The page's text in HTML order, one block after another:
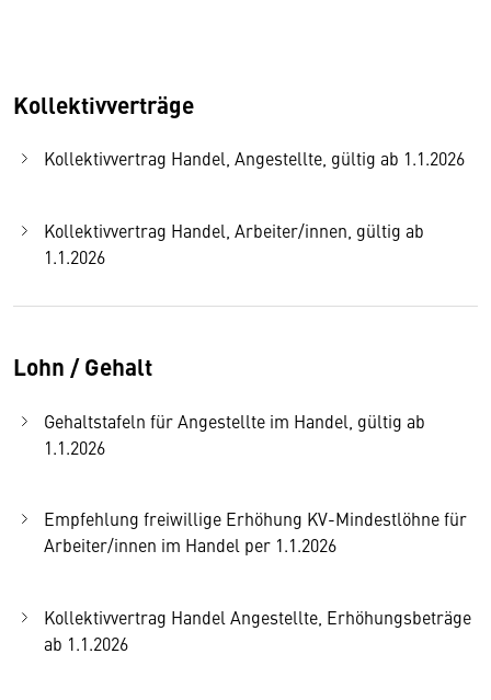
Kollektivverträge
Kollektivvertrag Handel, Angestellte, gültig ab 1.1.2026
Kollektivvertrag Handel, Arbeiter/innen, gültig ab
1.1.2026
Lohn / Gehalt
Gehaltstafeln für Angestellte im Handel, gültig ab
1.1.2026
Empfehlung freiwillige Erhöhung KV-Mindestlöhne für
Arbeiter/innen im Handel per 1.1.2026
Kollektivvertrag Handel Angestellte, Erhöhungsbeträge
ab 1.1.2026